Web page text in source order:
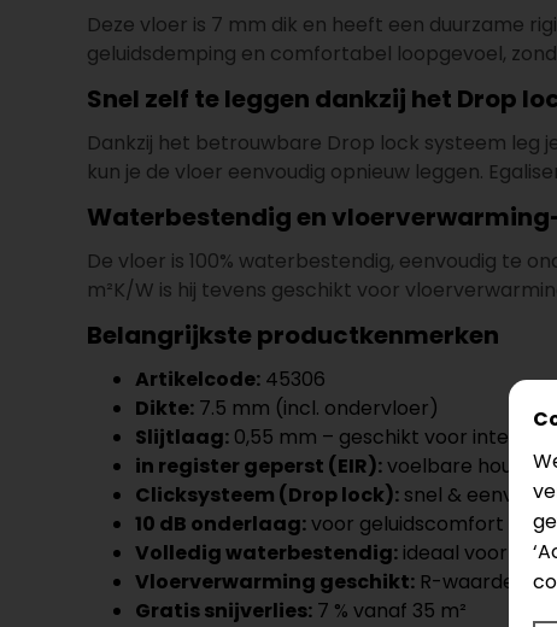
Deze vloer is 7 mm dik en heeft een duurzame
geluidsdemping en comfortabel loopgevoel,
Snel zelf te leggen dankzij het Drop
Dankzij het betrouwbare Drop lock systeem leg
kun je de vloer eenvoudig opnieuw leggen.
Waterbestendig en
De vloer is 100% waterbestendig, eenvoudig te
m²K/W is hij tevens geschikt voor
Belangrijkste productkenmerken
Artikelcode: 45306
Dikte: 7.5 mm (incl. ondervloer)
Slijtlaag: 0,55 mm – geschikt voor intensief
in register geperst (EIR):voelbare
Clicksysteem (Drop lock): snel &
10 dB onderlaag:voor geluidscomfort
Volledig waterbestendig: ideaal voor
Vloerverwarming geschikt: R-waarde ~
Gratis snijverlies: 7 % vanaf 35 m²